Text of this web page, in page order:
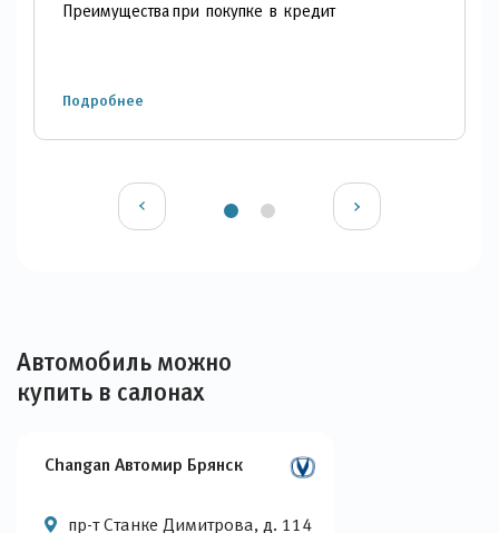
Преимущества при покупке в кредит
Подробнее
Автомобиль можно
купить в салонах
Changan Автомир Брянск
пр-т Станке Димитрова, д. 114